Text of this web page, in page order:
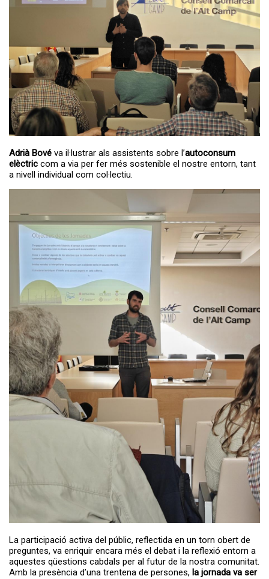
Adrià Bové va il·lustrar als assistents sobre l’autoconsum
elèctric com a via per fer més sostenible el nostre entorn, tant
a nivell individual com col·lectiu.
La participació activa del públic, reflectida en un torn obert de
preguntes, va enriquir encara més el debat i la reflexió entorn a
aquestes qüestions cabdals per al futur de la nostra comunitat.
Amb la presència d’una trentena de persones, la jornada va ser